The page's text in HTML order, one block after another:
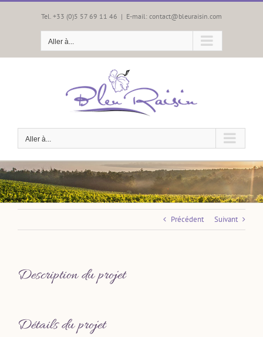
Passer
Tel. +33 (0)5 57 69 11 46 | E-mail: contact@bleuraisin.com
Aller à...
Aller à...
Précédent Suivant
Description du projet
Détails du projet